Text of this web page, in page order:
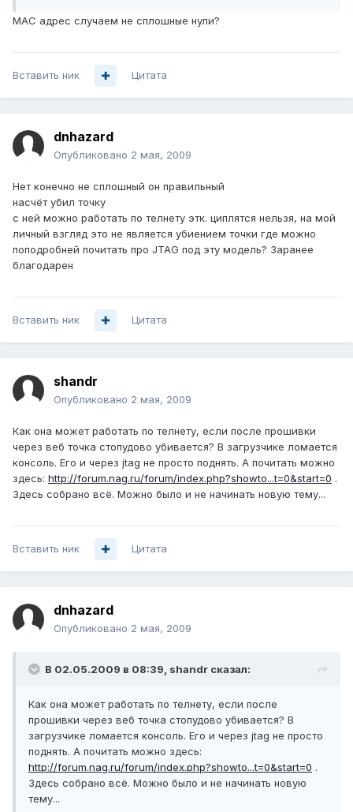
MAC адрес случаем не сплошные нули?
Вставить ник Цитата
dnhazard
Опубликовано 2 мая, 2009
Нет конечно не сплошный он правильный
насчёт убил точку
с ней можно работать по телнету этк. циплятся нельзя, на мой
личный взгляд это не является убиением точки где можно
поподробней почитать про JTAG под эту модель? Заранее
благодарен
Вставить ник Цитата
shandr
Опубликовано 2 мая, 2009
Как она может работать по телнету, если после прошивки
через веб точка стопудово убивается? В загрузчике ломается
консоль. Его и через jtag не просто поднять. А почитать можно
здесь: http://forum.nag.ru/forum/index.php?showto...t=0&start=0 .
Здесь собрано всё. Можно было и не начинать новую тему...
Вставить ник Цитата
dnhazard
Опубликовано 2 мая, 2009
В 02.05.2009 в 08:39, shandr сказал:
Как она может работать по телнету, если после
прошивки через веб точка стопудово убивается? В
загрузчике ломается консоль. Его и через jtag не просто
поднять. А почитать можно здесь:
http://forum.nag.ru/forum/index.php?showto...t=0&start=0 .
Здесь собрано всё. Можно было и не начинать новую
тему...